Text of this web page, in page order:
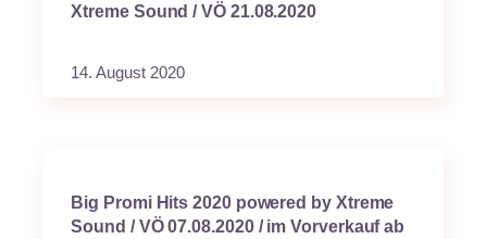
Xtreme Sound / VÖ 21.08.2020
14. August 2020
Big Promi Hits 2020 powered by Xtreme
Sound / VÖ 07.08.2020 / im Vorverkauf ab